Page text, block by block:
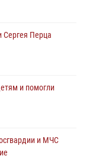
Сергея Перца
и помогли
и МЧС